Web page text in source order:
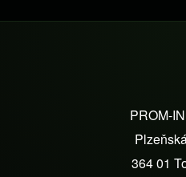
PROM-
364 01